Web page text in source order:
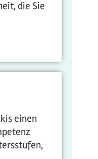
die Sie
einen